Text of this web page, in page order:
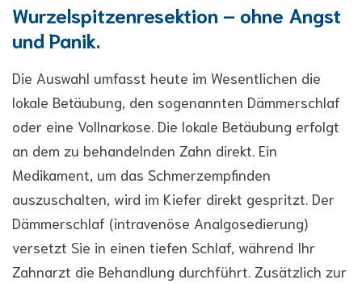
Wurzelspitzenresektion – ohne Angst
und Panik.
Die Auswahl umfasst heute im Wesentlichen die
lokale Betäubung, den sogenannten Dämmerschlaf
oder eine Vollnarkose. Die lokale Betäubung erfolgt
an dem zu behandelnden Zahn direkt. Ein
Medikament, um das Schmerzempfinden
auszuschalten, wird im Kiefer direkt gespritzt. Der
Dämmerschlaf (intravenöse Analgosedierung)
versetzt Sie in einen tiefen Schlaf, während Ihr
Zahnarzt die Behandlung durchführt. Zusätzlich zur